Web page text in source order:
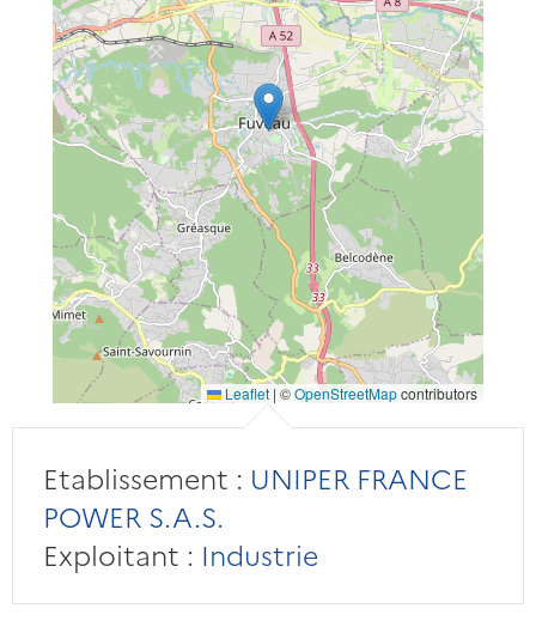
Leaflet | ©OpenStreetMapcontributors
Etablissement : UNIPER FRANCE
POWER S.A.S.
Exploitant : Industrie